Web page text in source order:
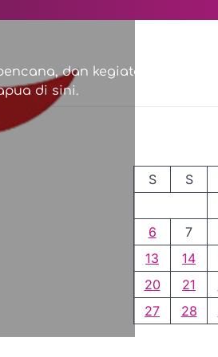
dan kegiatan sosial di
di sini.
S
S
6
7
13
14
20
21
27
28